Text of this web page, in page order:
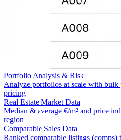
Portfolio Analysis & Risk
Analyze portfolios at scale with bulk
pricing
Real Estate Market Data
Median & average €/m² and price
region
Comparable Sales Data
Ranked comparable listings